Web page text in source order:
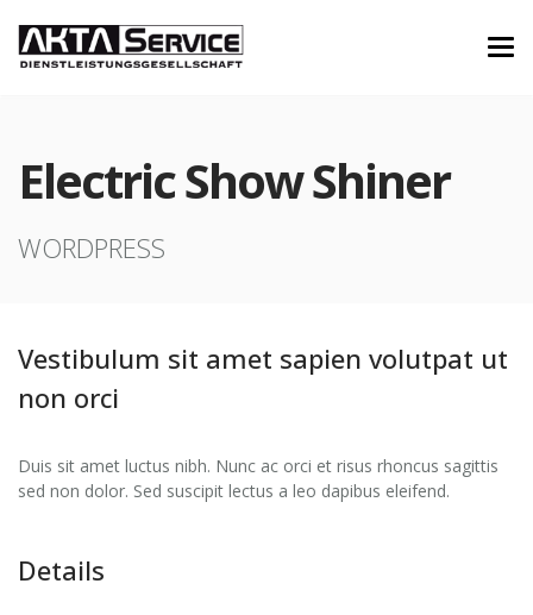
Electric Show Shiner
WORDPRESS
Vestibulum sit amet sapien volutpat ut
non orci
Duis sit amet luctus nibh. Nunc ac orci et risus rhoncus sagittis
sed non dolor. Sed suscipit lectus a leo dapibus eleifend.
Details